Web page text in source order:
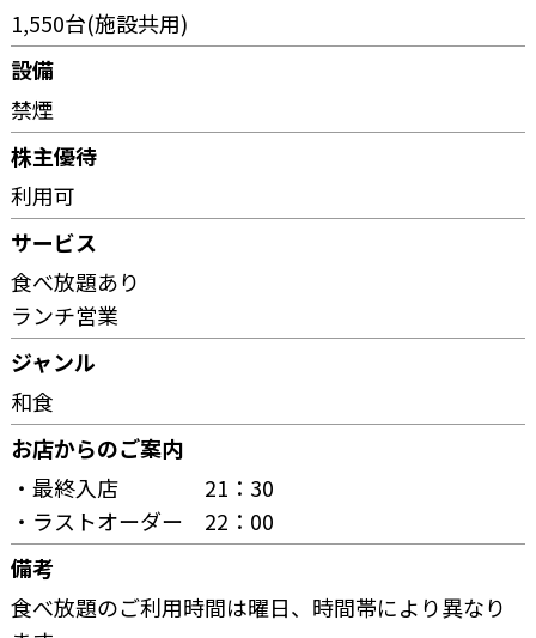
1,550台(施設共用)
設備
禁煙
株主優待
利用可
サービス
食べ放題あり
ランチ営業
ジャンル
和食
お店からのご案内
・最終入店 21：30
・ラストオーダー 22：00
備考
食べ放題のご利用時間は曜日、時間帯により異なり